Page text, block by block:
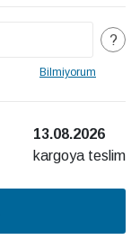
?
Bilmiyorum
13.08.2026
kargoya teslim